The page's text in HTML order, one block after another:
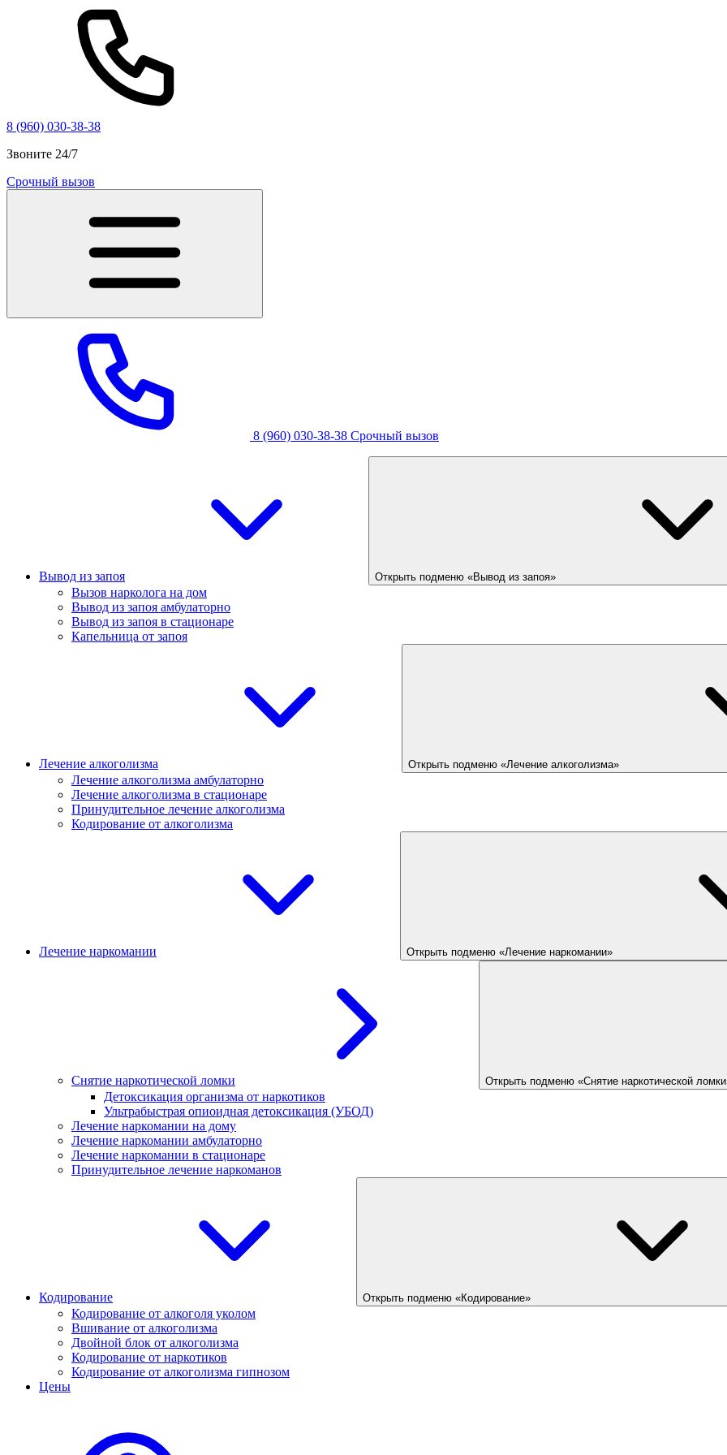
8 (960) 030-38-38
Звоните 24/7
Срочный вызов
8 (960) 030-38-38 Срочный вызов
Вывод из запоя Открыть подменю «Вывод из запоя»
Вызов нарколога на дом
Вывод из запоя амбулаторно
Вывод из запоя в стационаре
Капельница от запоя
Лечение алкоголизма Открыть подменю «Лечение алкоголизма»
Лечение алкоголизма амбулаторно
Лечение алкоголизма в стационаре
Принудительное лечение алкоголизма
Кодирование от алкоголизма
Лечение наркомании Открыть подменю «Лечение наркомании»
Снятие наркотической ломки Открыть подменю «Снятие наркотической
Детоксикация организма от наркотиков
Ультрабыстрая опиоидная детоксикация (УБОД)
Лечение наркомании на дому
Лечение наркомании амбулаторно
Лечение наркомании в стационаре
Принудительное лечение наркоманов
Кодирование Открыть подменю «Кодирование»
Кодирование от алкоголя уколом
Вшивание от алкоголизма
Двойной блок от алкоголизма
Кодирование от наркотиков
Кодирование от алкоголизма гипнозом
Цены